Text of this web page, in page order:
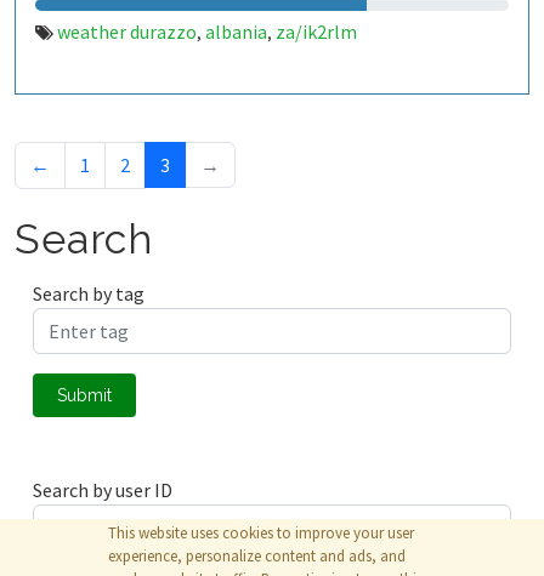
weather durazzo, albania, za/ik2rlm
← 1 2 3 →
Search
Search by tag
Submit
Search by user ID
This website uses cookies to improve your user
experience, personalize content and ads, and